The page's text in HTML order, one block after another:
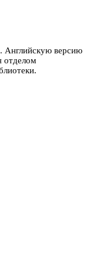
Английскую версию
отделом